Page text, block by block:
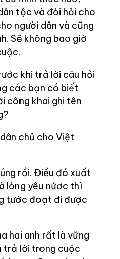
tộc và đòi hỏi cho
người dân và cũng
Sẽ không bao giờ
khi trả lời câu hỏi
các bạn có biết
công khai ghi tên
chủ cho Việt
rồi. Điều đó xuất
lòng yêu nứơc thì
tước đoạt đi được
hai anh rất là vững
trả lời trong cuộc